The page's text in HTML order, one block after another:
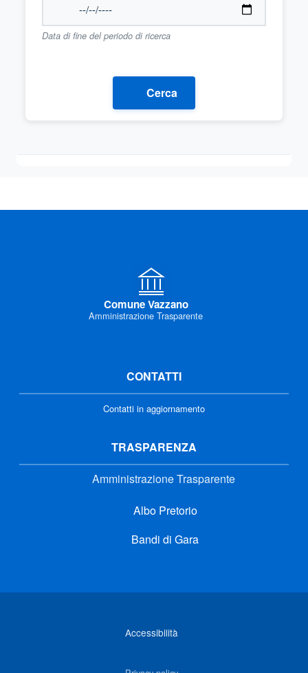
Data di fine del periodo di ricerca
Cerca
Comune Vazzano
Amministrazione Trasparente
CONTATTI
Contatti in aggiornamento
TRASPARENZA
Amministrazione Trasparente
Albo Pretorio
Bandi di Gara
Accessibilità